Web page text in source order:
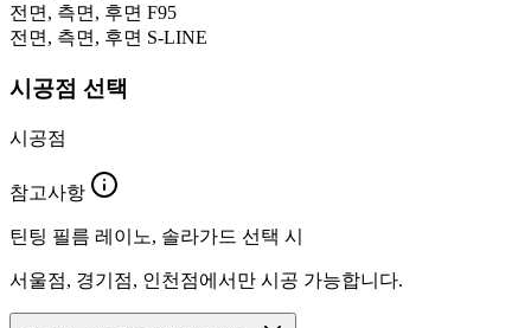
전면, 측면, 후면 F95
전면, 측면, 후면 S-LINE
시공점 선택
시공점
참고사항
틴팅 필름 레이노, 솔라가드 선택 시
서울점, 경기점, 인천점에서만 시공 가능합니다.